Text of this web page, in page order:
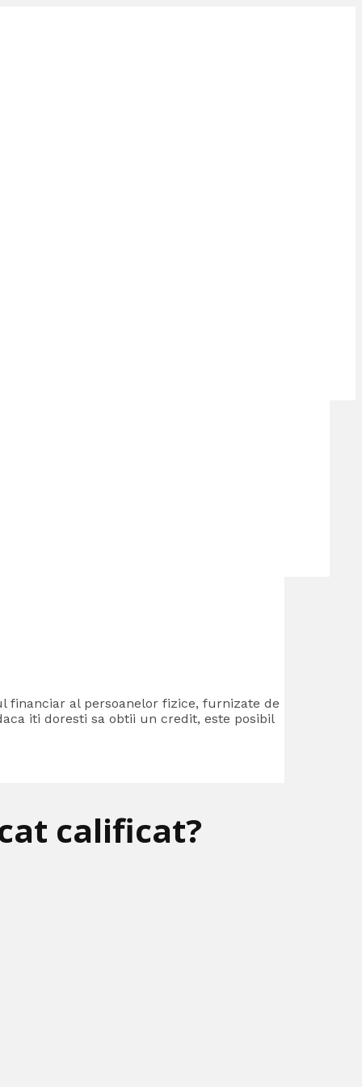
financiar al persoanelor fizice, furnizate de
iti doresti sa obtii un credit, este posibil
calificat?